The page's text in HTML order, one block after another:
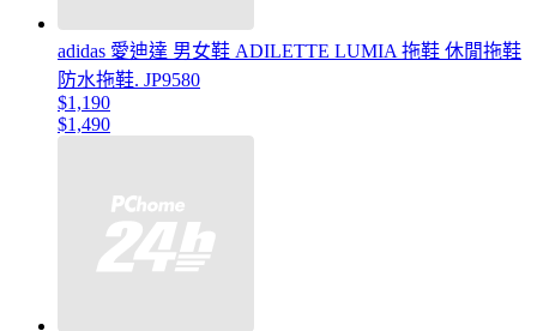
adidas 愛迪達 男女鞋 ADILETTE LUMIA 拖鞋 休閒拖鞋
防水拖鞋. JP9580
$1,190
$1,490